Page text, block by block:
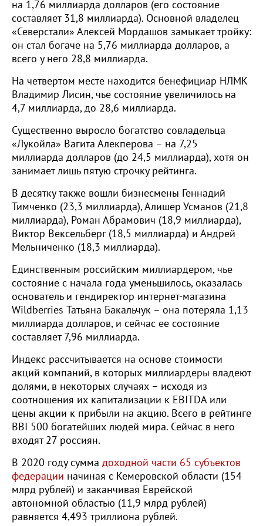
на 1,76 миллиарда долларов (его состояние
составляет 31,8 миллиарда). Основной владелец
«Северстали» Алексей Мордашов замыкает тройку:
он стал богаче на 5,76 миллиарда долларов, а
всего у него 28,8 миллиарда.
На четвертом месте находится бенефициар НЛМК
Владимир Лисин, чье состояние увеличилось на
4,7 миллиарда, до 28,6 миллиарда.
Существенно выросло богатство совладельца
«Лукойла» Вагита Алекперова – на 7,25
миллиарда долларов (до 24,5 миллиарда), хотя он
занимает лишь пятую строчку рейтинга.
В десятку также вошли бизнесмены Геннадий
Тимченко (23,3 миллиарда), Алишер Усманов (21,8
миллиарда), Роман Абрамович (18,9 миллиарда),
Виктор Вексельберг (18,5 миллиарда) и Андрей
Мельниченко (18,3 миллиарда).
Единственным российским миллиардером, чье
состояние с начала года уменьшилось, оказалась
основатель и гендиректор интернет-магазина
Wildberries Татьяна Бакальчук – она потеряла 1,13
миллиарда долларов, и сейчас ее состояние
составляет 7,96 миллиарда.
Индекс рассчитывается на основе стоимости
акций компаний, в которых миллиардеры владеют
долями, в некоторых случаях – исходя из
соотношения их капитализации к EBITDA или
цены акции к прибыли на акцию. Всего в рейтинге
BBI 500 богатейших людей мира. Сейчас в него
входят 27 россиян.
В 2020 году сумма доходной части 65 субъектов
федерации начиная с Кемеровской области (154
млрд рублей) и заканчивая Еврейской
автономной областью (11,9 млрд рублей)
равняется 4,493 триллиона рублей.